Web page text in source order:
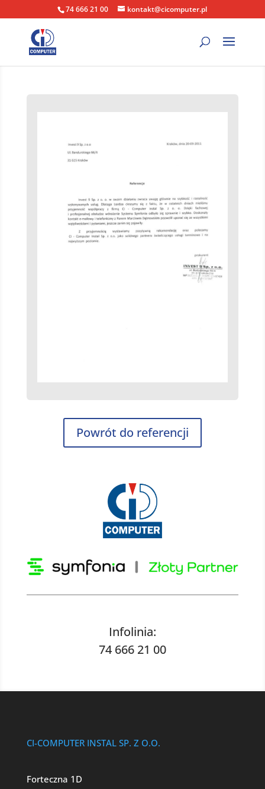
74 666 21 00 kontakt@cicomputer.pl
Powrót do referencji
Infolinia:
74 666 21 00
CI-COMPUTER INSTAL SP. Z O.O.
Forteczna 1D